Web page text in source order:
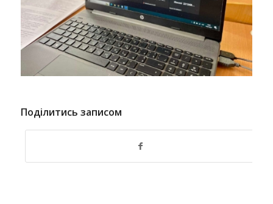
Поділитись записом